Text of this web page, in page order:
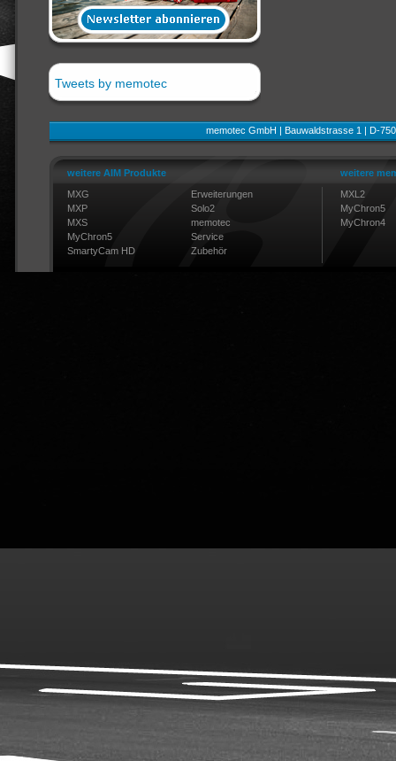
Tweets by memotec
memotec GmbH | Bauwaldstrasse 1 | D-
weitere AIM Produkte
MXG
Erweiterungen
MXP
Solo2
MXS
memotec
MyChron5
Service
SmartyCam HD
Zubehör
weitere
MXL2
MyChron5
MyChron4